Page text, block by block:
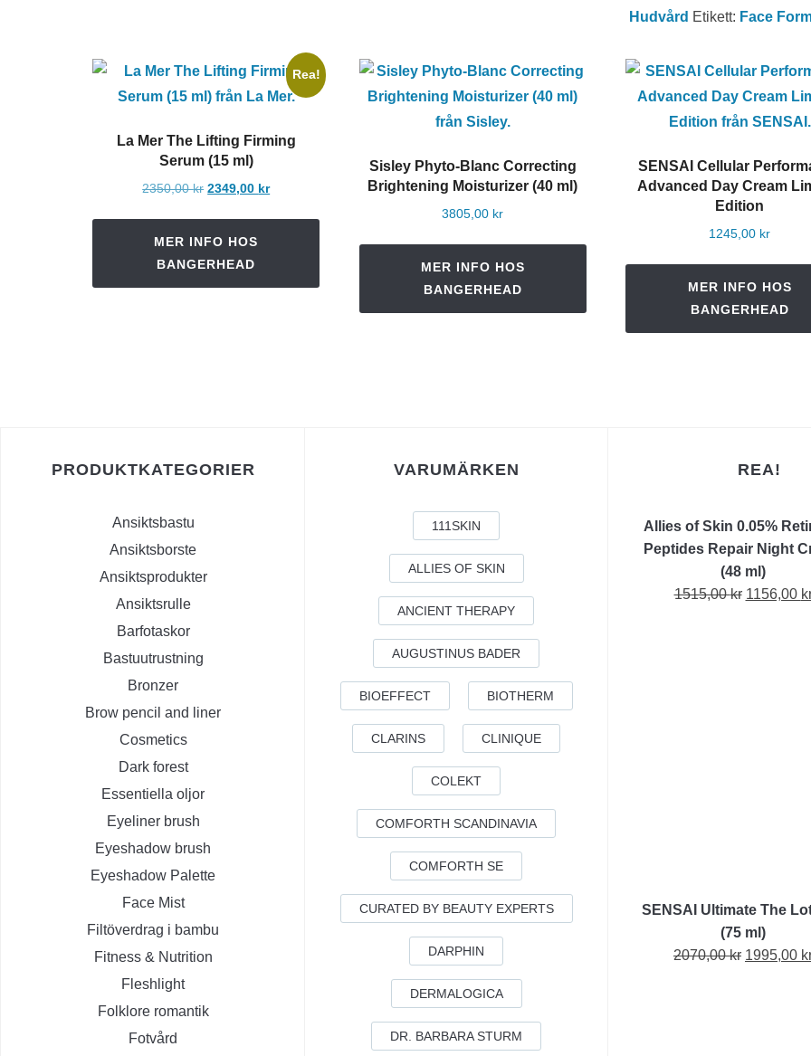
Hudvård Etikett: Face
Rea!
La Mer The Lifting Firming
Serum (15 ml)
2350,00kr Det
2349,00 krDet
MER INFO HOS
BANGERHEAD
Sisley Phyto-Blanc Correcting
Brightening Moisturizer (40 ml)
3805,00 kr
MER INFO HOS
BANGERHEAD
SENSAI Cellular
Advanced Day Cream
Edition
1245,00 kr
MER INFO HOS
BANGERHEAD
PRODUKTKATEGORIER
Ansiktsbastu
Ansiktsborste
Ansiktsprodukter
Ansiktsrulle
Barfotaskor
Bastuutrustning
Bronzer
Brow pencil and liner
Cosmetics
Dark forest
Essentiella oljor
Eyeliner brush
Eyeshadow brush
Eyeshadow Palette
Face Mist
Filtöverdrag i bambu
Fitness & Nutrition
Fleshlight
Folklore romantik
Fotvård
VARUMÄRKEN
111SKIN
ALLIES OF SKIN
ANCIENT THERAPY
AUGUSTINUS BADER
BIOEFFECT BIOTHERM
CLARINS CLINIQUE
COLEKT
COMFORTH SCANDINAVIA
COMFORTH SE
CURATED BY BEAUTY EXPERTS
DARPHIN
DERMALOGICA
DR. BARBARA STURM
REA!
Allies of Skin 0.05%
Peptides Repair Night
(48 ml)
1515,00kr Det
1156,00
SENSAI Ultimate The
(75 ml)
2070,00kr Det
1995,00